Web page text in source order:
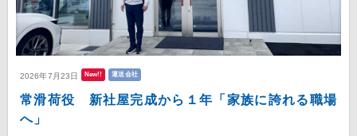
2026年7月23日 New!! 運送会社
常滑荷役 新社屋完成から１年「家族に誇れる職場
へ」